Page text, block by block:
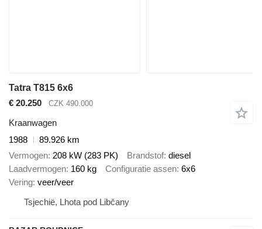
Tatra T815 6x6
€ 20.250
CZK 490.000
Kraanwagen
1988
89.926 km
Vermogen 208 kW (283 PK) Brandstof diesel
Laadvermogen 160 kg Configuratie assen 6x6
Vering veer/veer
Tsjechië, Lhota pod Libčany